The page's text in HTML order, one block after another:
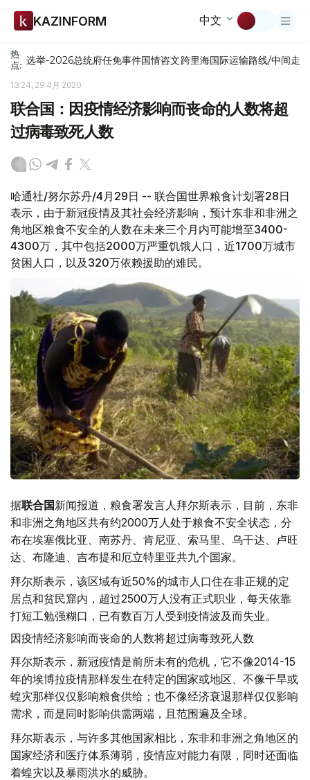
KAZINFORM 中文
热
点: 选举-2026总统府任免事件国情咨文跨里海国际运输路线/中间走廊
13:24, 29 4月 2020
联合国：因疫情经济影响而丧命的人数将超
过病毒致死人数
哈通社/努尔苏丹/4月29日 -- 联合国世界粮食计划署28日
表示，由于新冠疫情及其社会经济影响，预计东非和非洲之
角地区粮食不安全的人数在未来三个月内可能增至3400-
4300万，其中包括2000万严重饥饿人口，近1700万城市
贫困人口，以及320万依赖援助的难民。
据联合国新闻报道，粮食署发言人拜尔斯表示，目前，东非
和非洲之角地区共有约2000万人处于粮食不安全状态，分
布在埃塞俄比亚、南苏丹、肯尼亚、索马里、乌干达、卢旺
达、布隆迪、吉布提和厄立特里亚共九个国家。
拜尔斯表示，该区域有近50%的城市人口住在非正规的定
居点和贫民窟内，超过2500万人没有正式职业，每天依靠
打短工勉强糊口，已有数百万人受到疫情波及而失业。
因疫情经济影响而丧命的人数将超过病毒致死人数
拜尔斯表示，新冠疫情是前所未有的危机，它不像2014-15
年的埃博拉疫情那样发生在特定的国家或地区、不像干旱或
蝗灾那样仅仅影响粮食供给；也不像经济衰退那样仅仅影响
需求，而是同时影响供需两端，且范围遍及全球。
拜尔斯表示，与许多其他国家相比，东非和非洲之角地区的
国家经济和医疗体系薄弱，疫情应对能力有限，同时还面临
着蝗灾以及暴雨洪水的威胁。